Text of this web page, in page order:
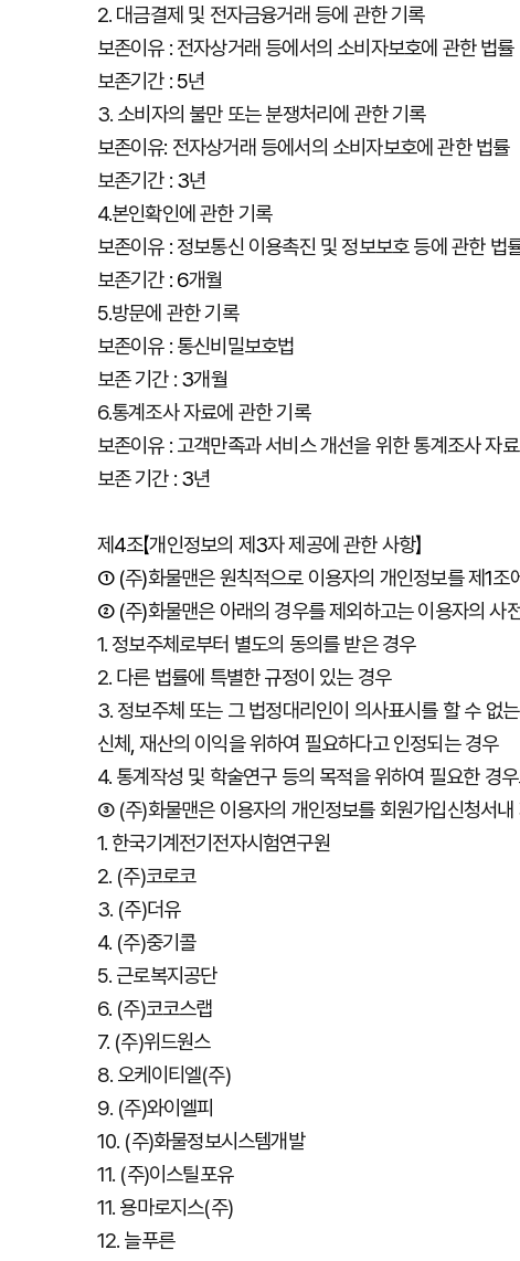
2. 대금결제 및 전자금융거래 등에 관한기록
보존이유: 전자상거래 등에서의 소비자보호에 관한 법률
보존기간: 5년
3. 소비자의 불만 또는 분쟁처리에 관한기록
보존이유: 전자상거래 등에서의 소비자보호에 관한 법률
보존기간: 3년
4.본인확인에 관한기록
보존이유: 정보통신 이용촉진 및 정보보호 등에 관한 법
보존기간: 6개월
5.방문에 관한기록
보존이유: 통신비밀보호법
보존기간: 3개월
6.통계조사자료에 관한기록
보존이유: 고객만족과서비스개선을위한 통계조사자료
보존기간: 3년
제 4조【개인정보의 제 3자제공에 관한사항】
① (주)화물맨은 원칙적으로 이용자의 개인정보를제1조
② (주)화물맨은 아래의 경우를제외하고는 이용자의 사
1. 정보주체로부터 별도의 동의를 받은 경우
2. 다른 법률에 특별한 규정이 있는 경우
3. 정보주체 또는 그 법정대리인이 의사표시를 할 수 없는
신체 ,재산의 이익을위하여 필요하다고 인정되는 경우
4. 통계작성 및 학술연구 등의 목적을위하여 필요한 경
③ (주)화물맨은 이용자의 개인정보를 회원가입신청서내
1. 한국기계전기전자시험연구원
2. (주)코로코
3. (주)더유
4. (주)중기콜
5. 근로복지공단
6. (주)코코스랩
7. (주)위드원스
8. 오케이티엘(주)
9. (주)와이엘피
10. (주)화물정보시스템개발
11. (주)이스틸포유
11. 용마로지스(주)
12. 늘푸른